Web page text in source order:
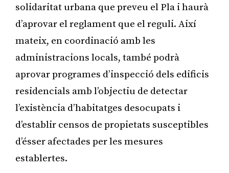
solidaritat urbana que preveu el Pla i haurà
d’aprovar el reglament que el reguli. Així
mateix, en coordinació amb les
administracions locals, també podrà
aprovar programes d’inspecció dels edificis
residencials amb l’objectiu de detectar
l’existència d’habitatges desocupats i
d’establir censos de propietats susceptibles
d’ésser afectades per les mesures
establertes.